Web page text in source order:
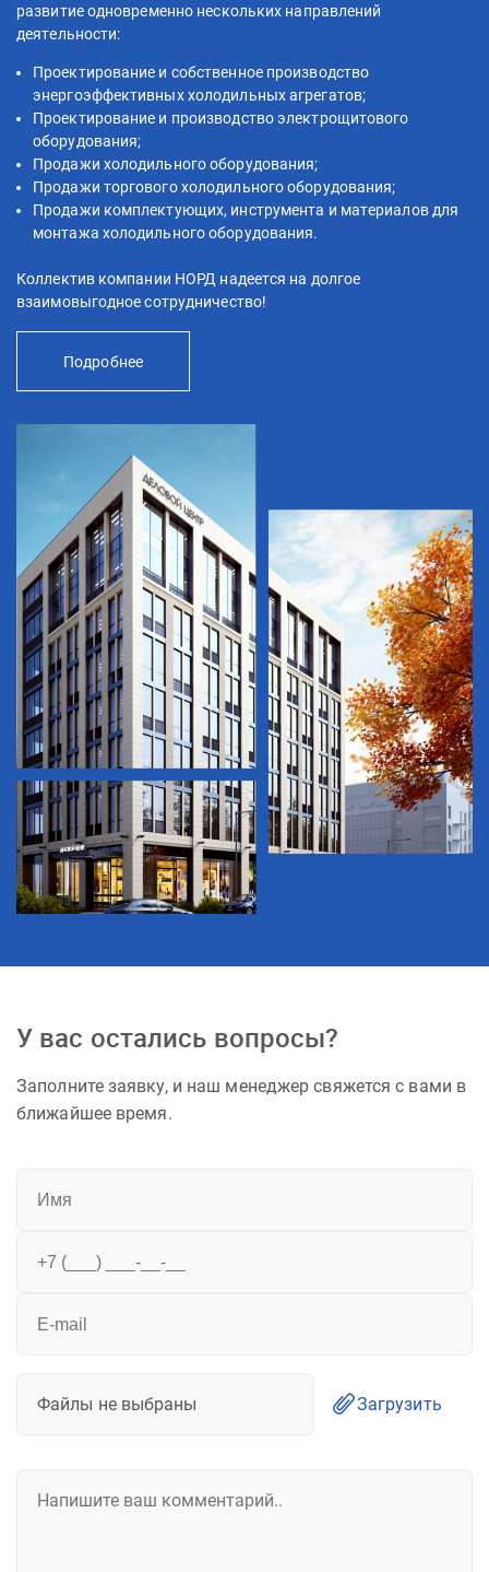
развитие одновременно нескольких направлений
деятельности:
Проектирование и собственное производство
энергоэффективных холодильных агрегатов;
Проектирование и производство электрощитового
оборудования;
Продажи холодильного оборудования;
Продажи торгового холодильного оборудования;
Продажи комплектующих, инструмента и материалов для
монтажа холодильного оборудования.
Коллектив компании НОРД надеется на долгое
взаимовыгодное сотрудничество!
Подробнее
У вас остались вопросы?
Заполните заявку, и наш менеджер свяжется с вами в
ближайшее время.
Файлы не выбраны Загрузить